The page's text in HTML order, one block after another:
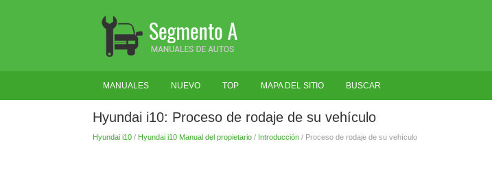
MANUALES NUEVO TOP MAPA DEL SITIO BUSCAR
Hyundai i10: Proceso de rodaje de su vehículo
Hyundai i10/ Hyundai i10 Manual del propietario/ Introducción/ Proceso de rodaje de su vehículo